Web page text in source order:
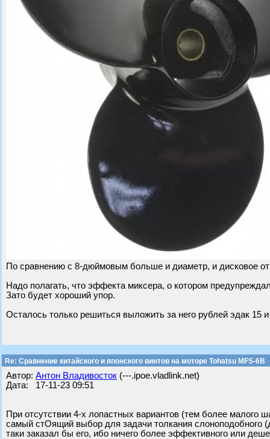
По сравнению с 8-дюймовым больше и диаметр, и дисковое
Надо полагать, что эффекта миксера, о котором
Зато будет хороший упор.
Осталось только решиться выложить за него рублей эдак 15
Re: Сравнение китайского и японского винтов на моторе Tohatsu MFS-6B
Автор: Антон Владивосток (---.ipoe.vladlink.net)
Дата: 17-11-23 09:51
При отсутствии 4-х лопастных вариантов (тем более малого
самый стОящий выбор для задачи толкания слоноподобного
таки заказал бы его, ибо ничего более эффективного или